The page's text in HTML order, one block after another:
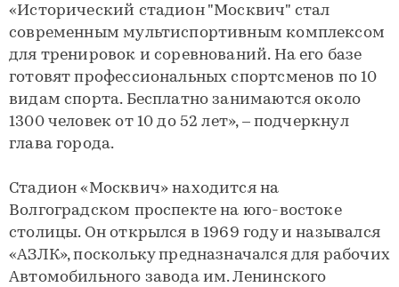
«Исторический стадион "Москвич" стал
современным мультиспортивным комплексом
для тренировок и соревнований. На его базе
готовят профессиональных спортсменов по 10
видам спорта. Бесплатно занимаются около
1300 человек от 10 до 52 лет», – подчеркнул
глава города.
Стадион «Москвич» находится на
Волгоградском проспекте на юго-востоке
столицы. Он открылся в 1969 году и назывался
«АЗЛК», поскольку предназначался для рабочих
Автомобильного завода им. Ленинского